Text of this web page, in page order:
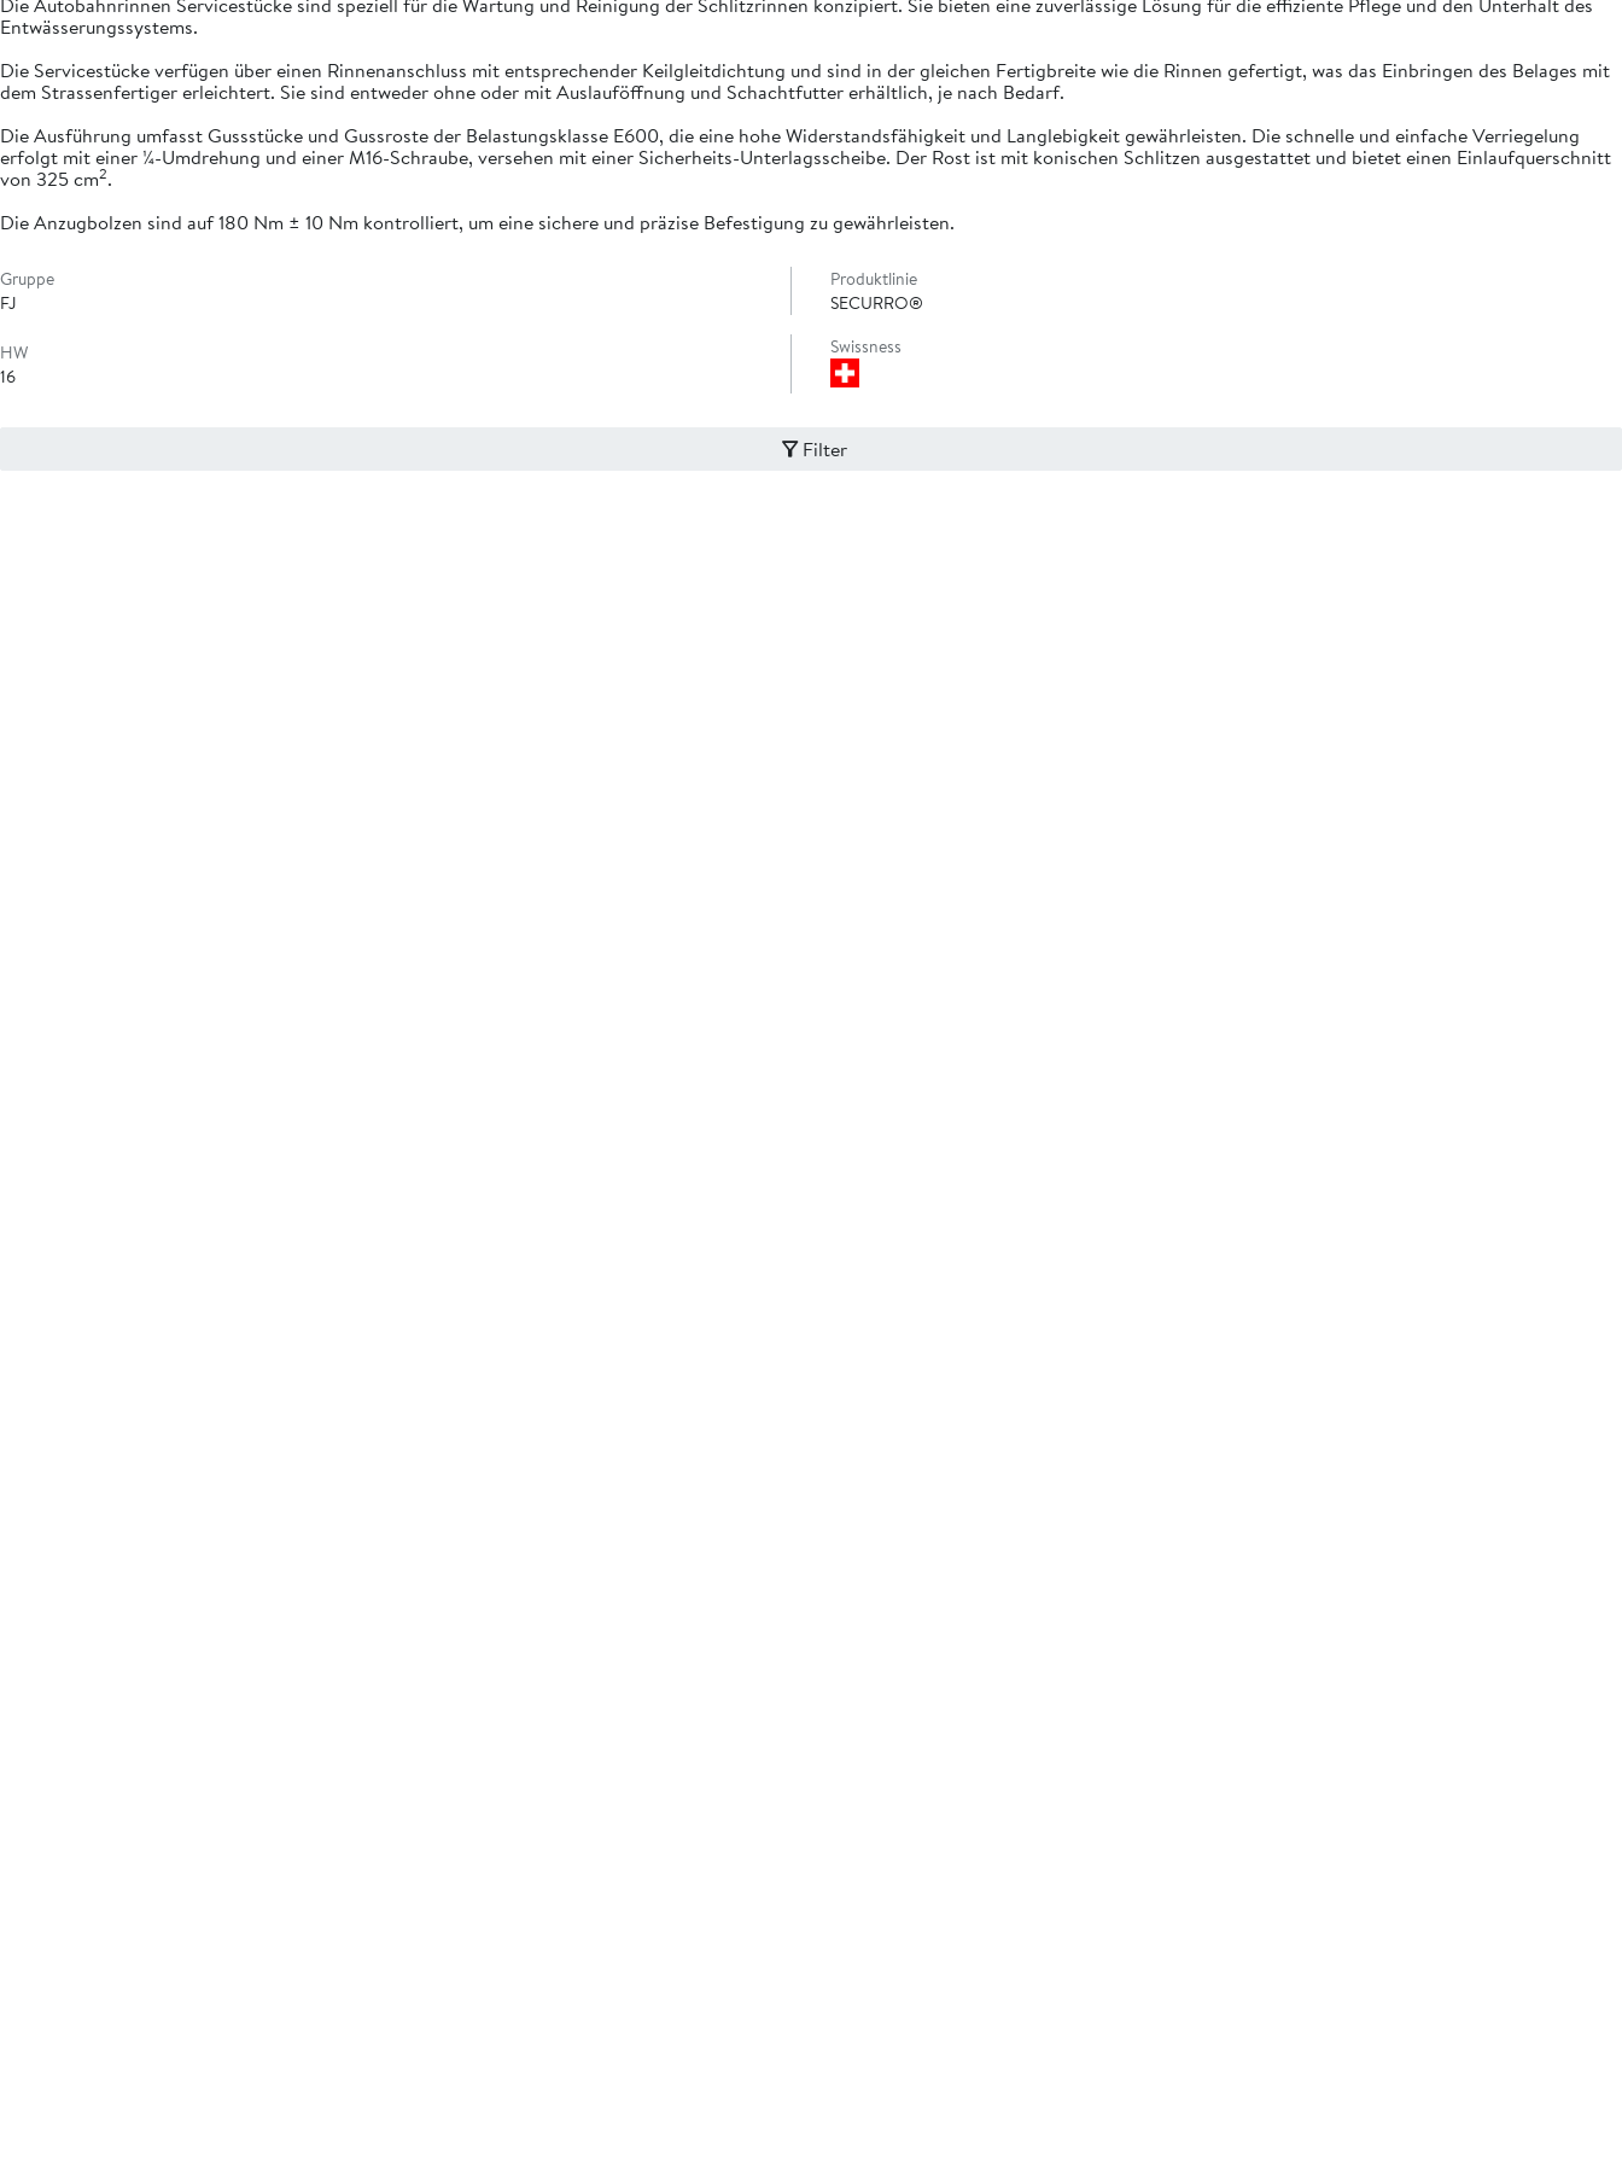
Entwässerungssystems.
Die Servicestücke verfügen über einen Rinnenanschluss mit entsprechender Keilgleitdichtung und sind in der gleichen Fertigbreite wie die Rinnen gefertigt, was das Einbringen des Belages mit
dem Strassenfertiger erleichtert. Sie sind entweder ohne oder mit Auslauföffnung und Schachtfutter erhältlich, je nach Bedarf.
Die Ausführung umfasst Gussstücke und Gussroste der Belastungsklasse E600, die eine hohe Widerstandsfähigkeit und Langlebigkeit gewährleisten. Die schnelle und einfache Verriegelung
erfolgt mit einer ¼-Umdrehung und einer M16-Schraube, versehen mit einer Sicherheits-Unterlagsscheibe. Der Rost ist mit konischen Schlitzen ausgestattet und bietet einen Einlaufquerschnitt
von 325 cm2.
Die Anzugbolzen sind auf 180 Nm ± 10 Nm kontrolliert, um eine sichere und präzise Befestigung zu gewährleisten.
Gruppe
FJ
Produktlinie
SECURRO®
HW
16
Swissness
Filter